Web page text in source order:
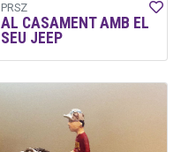
PRSZ
AL CASAMENT AMB EL
SEU JEEP